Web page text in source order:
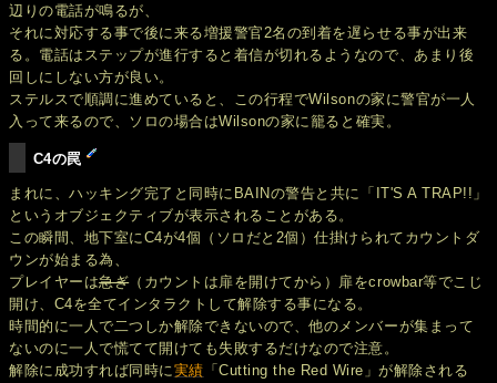
辺りの電話が鳴るが、
それに対応する事で後に来る増援警官2名の到着を遅らせる事が出来
る。電話はステップが進行すると着信が切れるようなので、あまり後
回しにしない方が良い。
ステルスで順調に進めていると、この行程でWilsonの家に警官が一人
入って来るので、ソロの場合はWilsonの家に籠ると確実。
C4の罠
まれに、ハッキング完了と同時にBAINの警告と共に「IT'S A TRAP!!」
というオブジェクティブが表示されることがある。
この瞬間、地下室にC4が4個（ソロだと2個）仕掛けられてカウントダ
ウンが始まる為、
プレイヤーは急ぎ（カウントは扉を開けてから）扉をcrowbar等でこじ
開け、C4を全てインタラクトして解除する事になる。
時間的に一人で二つしか解除できないので、他のメンバーが集まって
ないのに一人で慌てて開けても失敗するだけなので注意。
解除に成功すれば同時に実績 「Cutting the Red Wire」が解除される